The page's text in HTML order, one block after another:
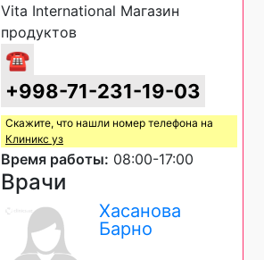
Vita International Магазин
продуктов
☎
+998-71-231-19-03
Скажите, что нашли номер телефона на
Клиникс уз
Время работы: 08:00-17:00
Врачи
Хасанова
Барно